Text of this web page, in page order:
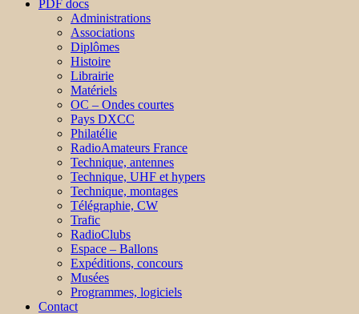
PDF docs
Administrations
Associations
Diplômes
Histoire
Librairie
Matériels
OC – Ondes courtes
Pays DXCC
Philatélie
RadioAmateurs France
Technique, antennes
Technique, UHF et hypers
Technique, montages
Télégraphie, CW
Trafic
RadioClubs
Espace – Ballons
Expéditions, concours
Musées
Programmes, logiciels
Contact